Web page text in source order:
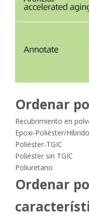
Ordenar
Recubrimiento en
Epoxi-Poliéster/Híbrido
Poliéster-TGIC
Poliéster sin TGIC
Poliuretano
Ordenar